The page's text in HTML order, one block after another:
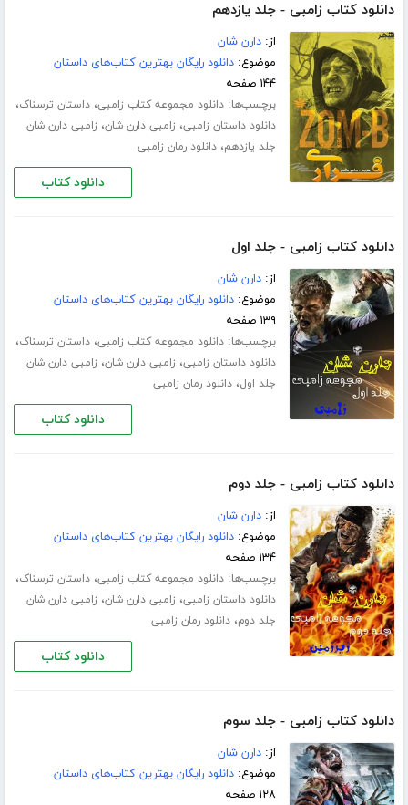
دانلود کتاب زامبی - جلد یازدهم
از:دارن شان
موضوع:دانلود رایگان بهترین کتاب‌های داستان
۱۴۴ صفحه
برچسب‌ها:دانلود مجموعه کتاب زامبی،داستان ترسناک،
دانلود داستان زامبی، زامبی دارن شان، زامبی دارن شان
جلد یازدهم،دانلود رمان زامبی
دانلود کتاب
دانلود کتاب زامبی - جلد اول
از:دارن شان
موضوع:دانلود رایگان بهترین کتاب‌های داستان
۱۳۹ صفحه
برچسب‌ها:دانلود مجموعه کتاب زامبی،داستان ترسناک،
دانلود داستان زامبی، زامبی دارن شان، زامبی دارن شان
جلد اول،دانلود رمان زامبی
دانلود کتاب
دانلود کتاب زامبی - جلد دوم
از:دارن شان
موضوع:دانلود رایگان بهترین کتاب‌های داستان
۱۳۴ صفحه
برچسب‌ها:دانلود مجموعه کتاب زامبی،داستان ترسناک،
دانلود داستان زامبی، زامبی دارن شان، زامبی دارن شان
جلد دوم،دانلود رمان زامبی
دانلود کتاب
دانلود کتاب زامبی - جلد سوم
از:دارن شان
موضوع:دانلود رایگان بهترین کتاب‌های داستان
۱۲۸ صفحه